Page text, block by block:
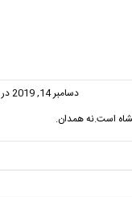
دسامبر 14, 2019 در 9:18 ب.ظ
است.نه همدان.